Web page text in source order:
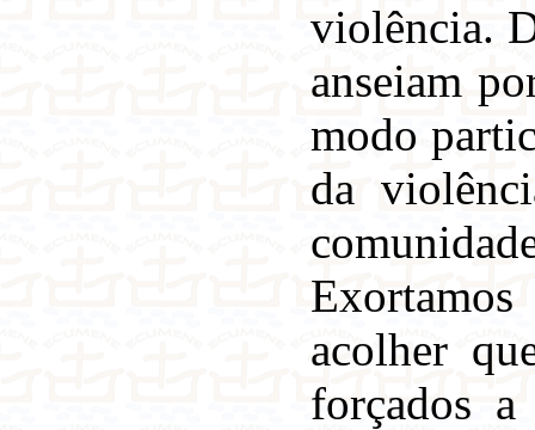
violência.
anseiam
modo
da
acolher
forçados